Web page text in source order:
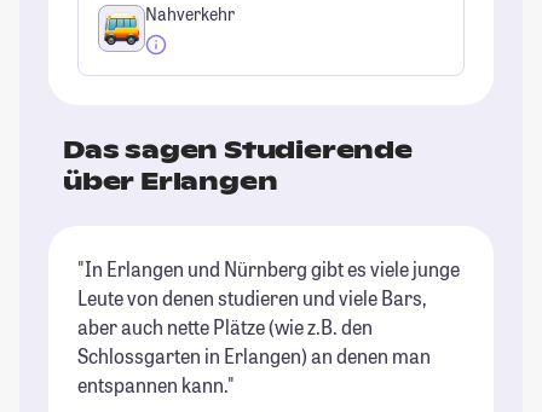
Nahverkehr
Das sagen Studierende
über Erlangen
"In Erlangen und Nürnberg gibt es viele junge
Leute von denen studieren und viele Bars,
aber auch nette Plätze (wie z.B. den
Schlossgarten in Erlangen) an denen man
entspannen kann."